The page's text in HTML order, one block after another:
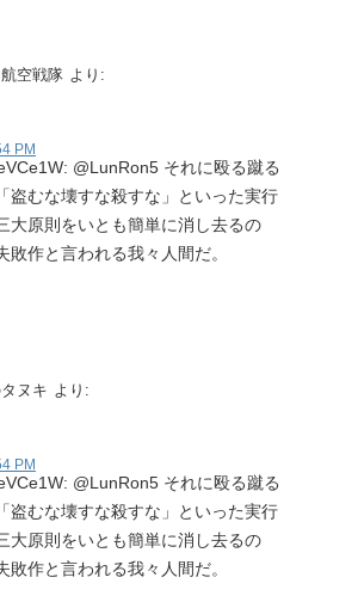
空戦隊 より:
PM
@LunRon5 それに殴る蹴る
盗むな壊すな殺すな」といった実行
大原則をいとも簡単に消し去るの
敗作と言われる我々人間だ。
ヌキ より:
PM
@LunRon5 それに殴る蹴る
盗むな壊すな殺すな」といった実行
大原則をいとも簡単に消し去るの
敗作と言われる我々人間だ。